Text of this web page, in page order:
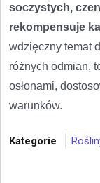
soczystych,
rekompensuje
wdzięczny temat
różnych odmian,
osłonami,
warunków.
Kategorie